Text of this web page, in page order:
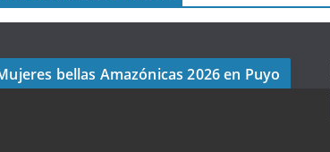
bellas Amazónicas 2026 en Puyo